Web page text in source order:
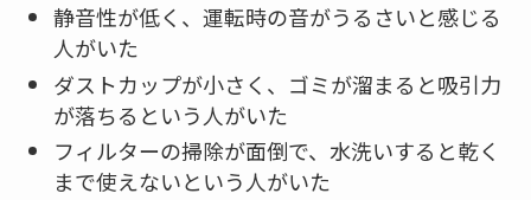
静音性が低く、運転時の音がうるさいと感じる
人がいた
ダストカップが小さく、ゴミが溜まると吸引力
が落ちるという人がいた
フィルターの掃除が面倒で、水洗いすると乾く
まで使えないという人がいた